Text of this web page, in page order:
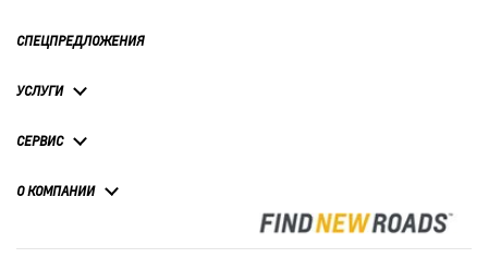
СПЕЦПРЕДЛОЖЕНИЯ
УСЛУГИ
СЕРВИС
О КОМПАНИИ